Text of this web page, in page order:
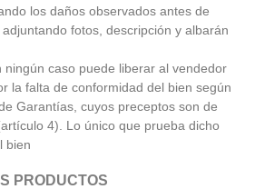
los daños observados antes de
fotos, descripción y albarán
ningún caso puede liberar al vendedor
la falta de conformidad del bien según
Garantías, cuyos preceptos son de
4). Lo único que prueba dicho
bien
PRODUCTOS